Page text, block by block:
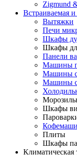
Zigmund
Встраиваемая
Вытяжки
Печи
Шкафы
Шкафы
Панели
Машины
Машины
Машины
Шкафы
Плиты
Шкафы
Климатическая